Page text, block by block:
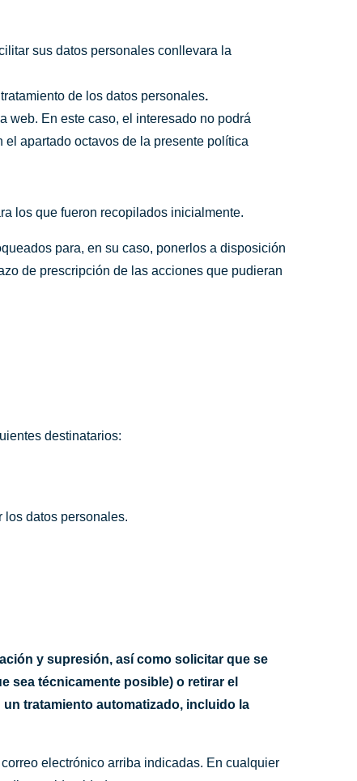
sus datos personales conllevara la
de los datos personales.
web. En este caso, el interesado no podrá
apartado octavos de la presente política
los que fueron recopilados inicialmente.
para, en su caso, ponerlos a disposición
de prescripción de las acciones que pudieran
destinatarios:
datos personales.
y supresión, así como solicitar que se
sea técnicamente posible) o retirar el
tratamiento automatizado, incluido la
electrónico arriba indicadas. En cualquier